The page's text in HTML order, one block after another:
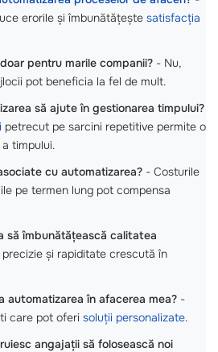
erorile și îmbunătățește satisfacția
pentru marile companii? - Nu,
pot beneficia la fel de mult.
să ajute în gestionarea timpului?
petrecut pe sarcini repetitive permite o
timpului.
cu automatizarea? - Costurile
pe termen lung pot compensa
să îmbunătățească calitatea
precizie și rapiditate crescută în
automatizarea în afacerea mea? -
care pot oferi soluții personalizate.
angajații să folosească noi